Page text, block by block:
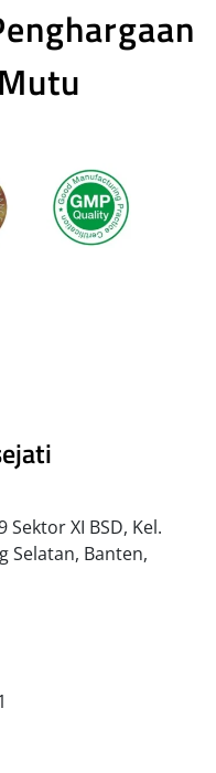
Sektor XI BSD, Kel.
Selatan, Banten,